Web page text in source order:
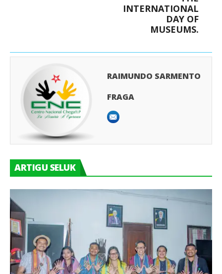
INTERNATIONAL
DAY OF
MUSEUMS.
RAIMUNDO SARMENTO
FRAGA
ARTIGU SELUK